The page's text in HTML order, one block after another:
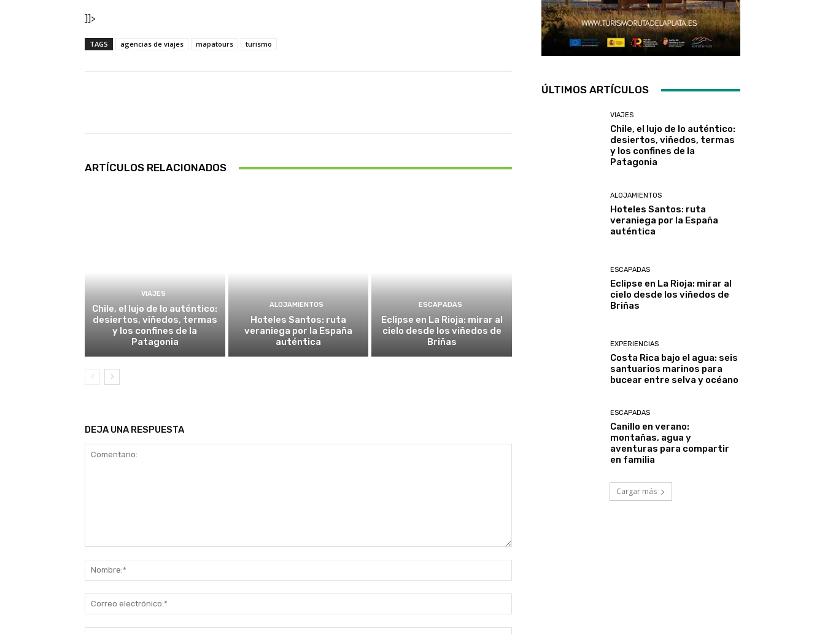
]]>
TAGS agencias de viajes mapatours turismo
ARTÍCULOS RELACIONADOS
VIAJES
Chile, el lujo de lo auténtico:
desiertos, viñedos, termas
y los confines de la
Patagonia
ALOJAMIENTOS
Hoteles Santos: ruta
veraniega por la España
auténtica
ESCAPADAS
Eclipse en La Rioja: mirar al
cielo desde los viñedos de
Briñas
DEJA UNA RESPUESTA
electrónico:*
ÚLTIMOS ARTÍCULOS
VIAJES
Chile, el lujo de lo auténtico:
desiertos, viñedos, termas
y los confines de la
Patagonia
ALOJAMIENTOS
Hoteles Santos: ruta
veraniega por la España
auténtica
ESCAPADAS
Eclipse en La Rioja: mirar al
cielo desde los viñedos de
Briñas
EXPERIENCIAS
Costa Rica bajo el agua: seis
santuarios marinos para
bucear entre selva y océano
ESCAPADAS
Canillo en verano:
montañas, agua y
aventuras para compartir
en familia
Cargar más